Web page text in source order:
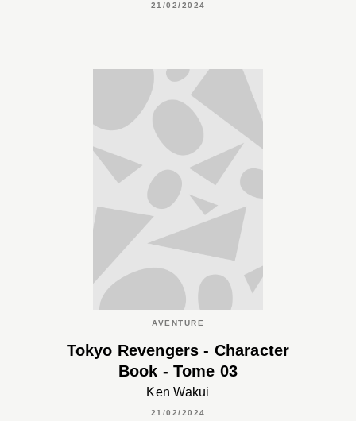
21/02/2024
AVENTURE
Tokyo Revengers - Character
Book - Tome 03
Ken Wakui
21/02/2024